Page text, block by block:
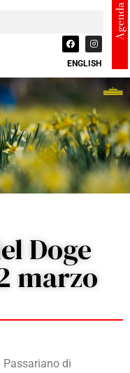
ENGLISH
Agenda
Doge
marzo
di